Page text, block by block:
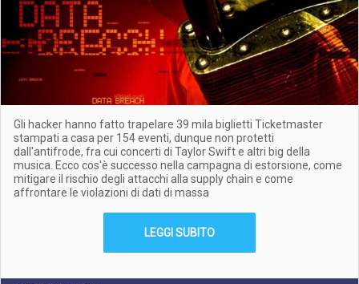
Gli hacker hanno fatto trapelare 39 mila biglietti Ticketmaster
stampati a casa per 154 eventi, dunque non protetti
dall'antifrode, fra cui concerti di Taylor Swift e altri big della
musica. Ecco cos'è successo nella campagna di estorsione, come
mitigare il rischio degli attacchi alla supply chain e come
affrontare le violazioni di dati di massa
LEGGI SUBITO